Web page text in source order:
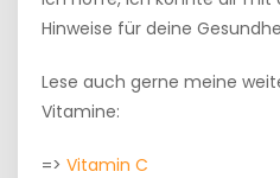
Hinweise für deine
Lese auch gerne meine
Vitamine:
=> Vitamin C